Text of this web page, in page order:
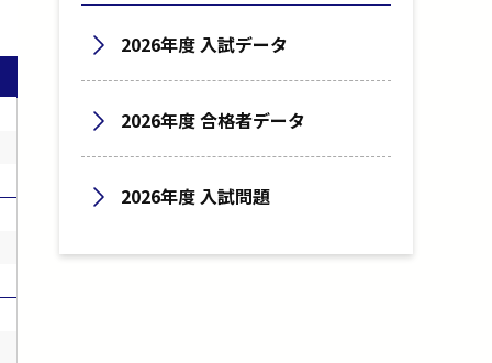
2026年度 入試データ
2026年度 合格者データ
2026年度 入試問題